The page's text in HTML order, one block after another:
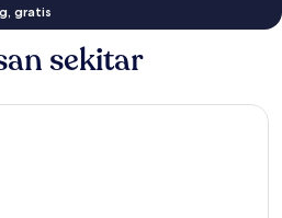
gratis
sekitar